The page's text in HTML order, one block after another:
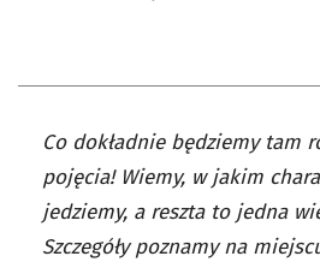
Co dokładnie będziemy tam
pojęcia! Wiemy, w jakim
jedziemy, a reszta to jedna
Szczegóły poznamy na